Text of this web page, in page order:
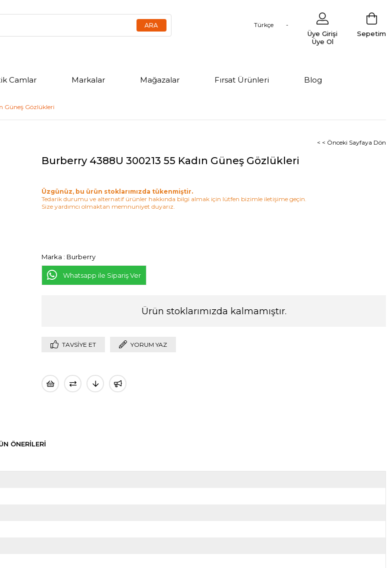
Türkçe
Sepetim
Üye Girişi
Üye Ol
Camlar Markalar Mağazalar Fırsat Ürünleri Blog
Güneş Gözlükleri
< < Önceki Sayfaya Dön
Burberry 4388U 300213 55 Kadın Güneş Gözlükleri
Üzgünüz, bu ürün stoklarımızda tükenmiştir.
Tedarik durumu ve alternatif ürünler hakkında bilgi almak için lütfen bizimle iletişime geçin.
Size yardımcı olmaktan memnuniyet duyarız.
Marka : Burberry
Whatsapp ile Sipariş Ver
Ürün stoklarımızda kalmamıştır.
TAVSIYE ET YORUM YAZ
ÖNERILERI